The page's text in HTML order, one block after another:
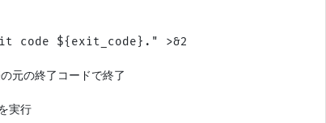
code ${exit_code}." >&2
の終了コードで終了
実行